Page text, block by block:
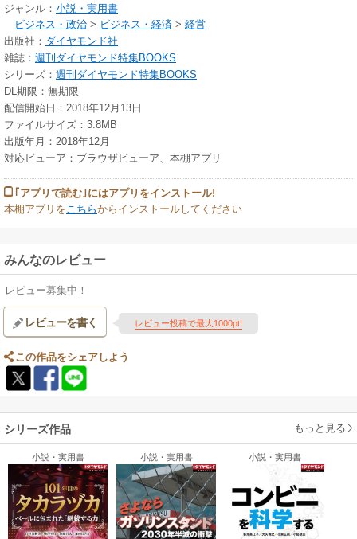
ジャンル： 小説・実用書
ビジネス・政治 > ビジネス・経済 > 経営
出版社： ダイヤモンド社
雑誌： 週刊ダイヤモンド特集BOOKS
シリーズ： 週刊ダイヤモンド特集BOOKS
DL期限：無期限
配信開始日：2018年12月13日
ファイルサイズ：3.8MB
出版年月：2018年12月
対応ビューア：ブラウザビューア、本棚アプリ
｢アプリで読む｣にはアプリをインストール!
本棚アプリを こちらからインストールしてください
みんなのレビュー
レビュー募集中！
レビューを書く レビュー投稿で最大1000pt!
この作品をシェアしよう
シリーズ作品 もっと見る
小説・実用書 小説・実用書 小説・実用書